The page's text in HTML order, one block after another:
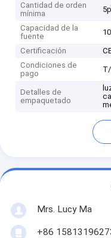
Cantidad de orden
mínima
Capacidad de la
fuente
Certificación
Condiciones de
pago
Detalles de
empaquetado
Mrs. Lucy Ma
+86